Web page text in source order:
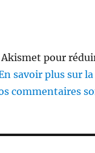
pour
savoir plus sur
commentaires